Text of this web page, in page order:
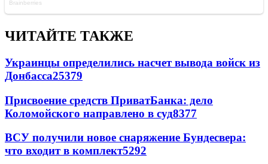
ЧИТАЙТЕ ТАКЖЕ
Украинцы определились насчет вывода войск из
Донбасса25379
Присвоение средств ПриватБанка: дело
Коломойского направлено в суд8377
ВСУ получили новое снаряжение Бундесвера:
что входит в комплект5292